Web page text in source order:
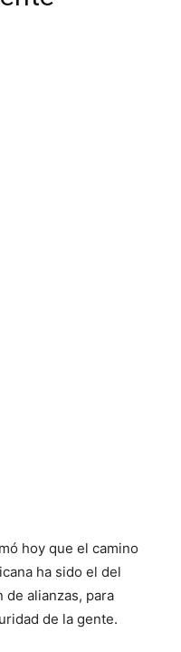
hoy que el camino
ha sido el del
alianzas, para
de la gente.